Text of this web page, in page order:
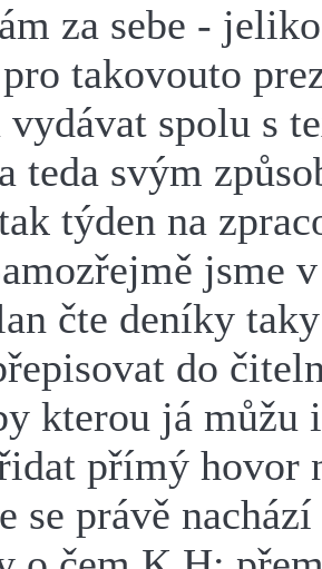
za sebe -
takovouto
vydávat spolu s
teda svým
týden na
jsme
čte deníky
do
kterou já můžu
přímý hovor
se právě